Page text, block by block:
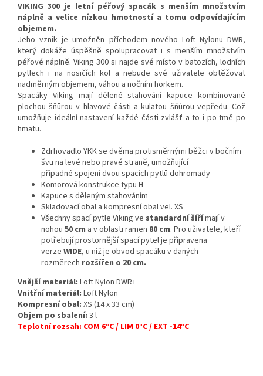
VIKING 300 je letní péřový spacák s menším množstvím
náplně a velice nízkou hmotností a tomu odpovídajícím
objemem.
Jeho vznik je umožněn příchodem nového Loft Nylonu DWR,
který dokáže úspěšně spolupracovat i s menším množstvím
péřové náplně. Viking 300 si najde své místo v batozích, lodních
pytlech i na nosičích kol a nebude své uživatele obtěžovat
nadměrným objemem, váhou a nočním horkem.
Spacáky Viking mají dělené stahování kapuce kombinované
plochou šňůrou v hlavové části a kulatou šňůrou vepředu. Což
umožňuje ideální nastavení každé části zvlášť a to i po tmě po
hmatu.
Zdrhovadlo YKK se dvěma protisměrnými běžci v bočním
švu na levé nebo pravé straně, umožňující
případné spojení dvou spacích pytlů dohromady
Komorová konstrukce typu H
Kapuce s děleným stahováním
Skladovací obal a kompresní obal vel. XS
Všechny spací pytle Viking ve standardní šířímají v
nohou 50 cm a v oblasti ramen 80 cm. Pro uživatele, kteří
potřebují prostornější spací pytel je připravena
verze WIDE, u niž je obvod spacáku v daných
rozměrech rozšířen o 20 cm.
Vnější materiál: Loft Nylon DWR+
Vnitřní materiál: Loft Nylon
Kompresní obal: XS (14 x 33 cm)
Objem po sbalení: 3 l
Teplotní rozsah: COM 6°C / LIM 0°C / EXT -14°C